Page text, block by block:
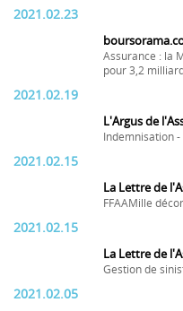
2021.02.23
Assurance : la
pour 3,2
2021.02.19
L'Argus de
Indemnisation
2021.02.15
La Lettre de
FFAAMille
2021.02.15
La Lettre de
Gestion de
2021.02.05